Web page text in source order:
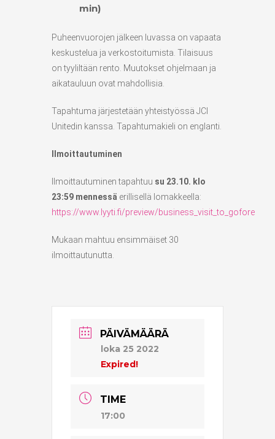
min)
Puheenvuorojen jälkeen luvassa on vapaata
keskustelua ja verkostoitumista. Tilaisuus
on tyyliltään rento. Muutokset ohjelmaan ja
aikatauluun ovat mahdollisia.
Tapahtuma järjestetään yhteistyössä JCI
Unitedin kanssa. Tapahtumakieli on englanti.
Ilmoittautuminen
Ilmoittautuminen tapahtuu su 23.10. klo
23:59 mennessä erillisellä lomakkeella:
https://www.lyyti.fi/preview/business_visit_to_gofore
Mukaan mahtuu ensimmäiset 30
ilmoittautunutta.
PÄIVÄMÄÄRÄ
loka 25 2022
Expired!
TIME
17:00